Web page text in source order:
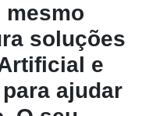
mesmo
soluções
e
ajudar